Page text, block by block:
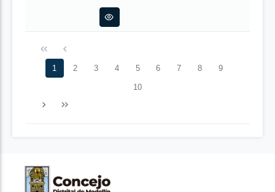
1 2 3 4 5 6 7 8 9
10